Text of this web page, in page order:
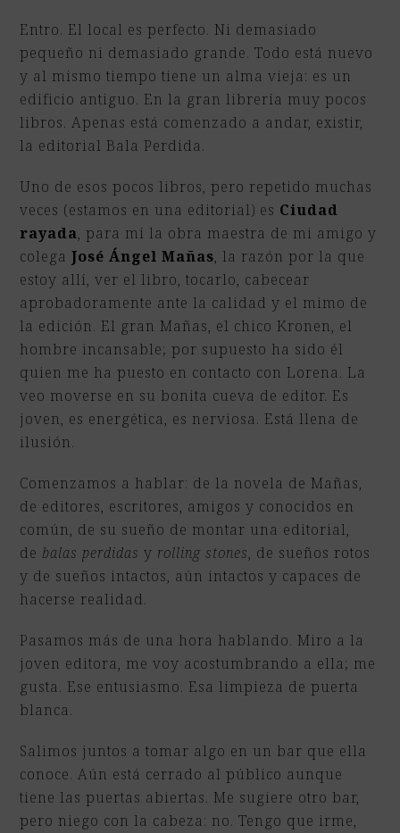
Entro. El local es perfecto. Ni demasiado
pequeño ni demasiado grande. Todo está nuevo
y al mismo tiempo tiene un alma vieja: es un
edificio antiguo. En la gran librería muy pocos
libros. Apenas está comenzado a andar, existir,
la editorial Bala Perdida.
Uno de esos pocos libros, pero repetido muchas
veces (estamos en una editorial) es Ciudad
rayada, para mí la obra maestra de mi amigo y
colegaJosé Ángel Mañas, la razón por la que
estoy allí, ver el libro, tocarlo, cabecear
aprobadoramente ante la calidad y el mimo de
la edición. El gran Mañas, el chico Kronen, el
hombre incansable; por supuesto ha sido él
quien me ha puesto en contacto con Lorena. La
veo moverse en su bonita cueva de editor. Es
joven, es energética, es nerviosa. Está llena de
ilusión.
Comenzamos a hablar: de la novela de Mañas,
de editores, escritores, amigos y conocidos en
común, de su sueño de montar una editorial,
de balas perdidas y rolling stones, de sueños rotos
y de sueños intactos, aún intactos y capaces de
hacerse realidad.
Pasamos más de una hora hablando. Miro a la
joven editora, me voy acostumbrando a ella; me
gusta. Ese entusiasmo. Esa limpieza de puerta
blanca.
Salimos juntos a tomar algo en un bar que ella
conoce. Aún está cerrado al público aunque
tiene las puertas abiertas. Me sugiere otro bar,
pero niego con la cabeza: no. Tengo que irme,